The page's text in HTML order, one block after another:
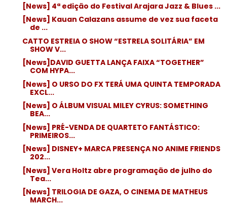
[News] 4ª edição do Festival Arajara Jazz & Blues ...
[News] Kauan Calazans assume de vez sua faceta
de ...
CATTO ESTREIA O SHOW “ESTRELA SOLITÁRIA” EM
SHOW V...
[News]DAVID GUETTA LANÇA FAIXA “TOGETHER”
COM HYPA...
[News] O URSO DO FX TERÁ UMA QUINTA TEMPORADA
EXCL...
[News] O ÁLBUM VISUAL MILEY CYRUS: SOMETHING
BEA...
[News] PRÉ-VENDA DE QUARTETO FANTÁSTICO:
PRIMEIROS...
[News] DISNEY+ MARCA PRESENÇA NO ANIME FRIENDS
202...
[News] Vera Holtz abre programação de julho do
Tea...
[News] TRILOGIA DE GAZA, O CINEMA DE MATHEUS
MARCH...